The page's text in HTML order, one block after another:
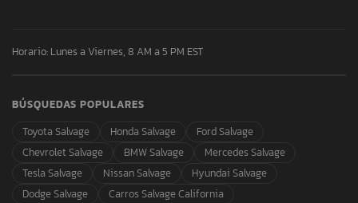
Horario: Lunes a Viernes, 8 AM a 5 PM EST
BÚSQUEDAS POPULARES
Toyota Salvage
Honda Salvage
Ford Salvage
Chevrolet Salvage
BMW Salvage
Mercedes Salvage
Tesla Salvage
Nissan Salvage
Hyundai Salvage
Dodge Salvage
Carros Salvage California